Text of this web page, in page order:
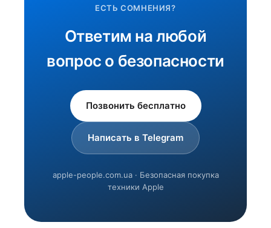
ЕСТЬ СОМНЕНИЯ?
Ответим на любой
вопрос о безопасности
Позвонить бесплатно
Написать в Telegram
apple-people.com.ua · Безопасная покупка
техники Apple